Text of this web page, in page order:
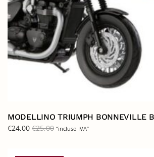
MODELLINO TRIUMPH BONNEVILLE
€24,00 €25,00 “incluso IVA”